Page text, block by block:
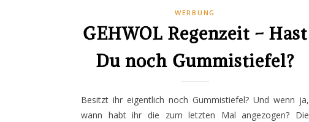
WERBUNG
GEHWOL Regenzeit – Hast
Du noch Gummistiefel?
Besitzt ihr eigentlich noch Gummistiefel? Und wenn ja,
wann habt ihr die zum letzten Mal angezogen? Die